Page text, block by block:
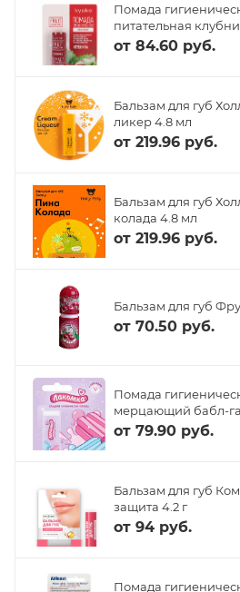
Помада
питательная
от 84.60 руб.
Бальзам для губ
ликер 4.8 мл
от 219.96 руб.
Бальзам для губ
колада 4.8 мл
от 219.96 руб.
Бальзам для губ
от 70.50 руб.
Помада
мерцающий бабл-
от 79.90 руб.
Бальзам для губ
защита 4.2 г
от 94 руб.
Помада